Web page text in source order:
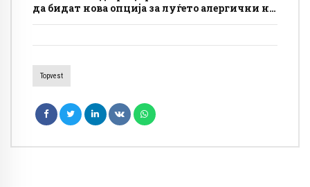
да бидат нова опција за луѓето алергични на
Topvest